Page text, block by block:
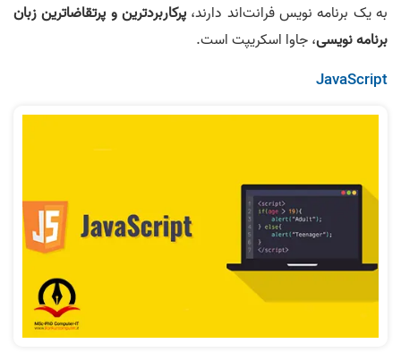
به یک برنامه‌ نویس فرانت‌اند دارند، پرکاربردترین و پرتقاضاترین زبان
برنامه‌ نویسی، جاوا اسکریپت است.
JavaScript